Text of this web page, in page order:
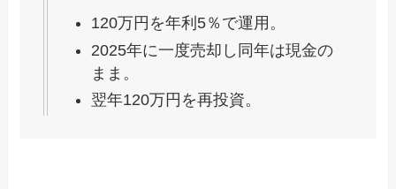
120万円を年利5％で運用。
2025年に一度売却し同年は現金の
まま。
翌年120万円を再投資。